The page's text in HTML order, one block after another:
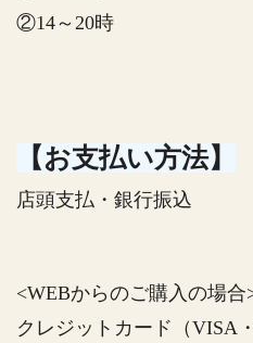
②14～20時
【お支払い方法】
店頭支払・銀行振込
<WEBからのご購入の場合
クレジットカード（VISA